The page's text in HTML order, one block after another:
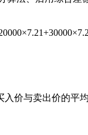
价与卖出价的平